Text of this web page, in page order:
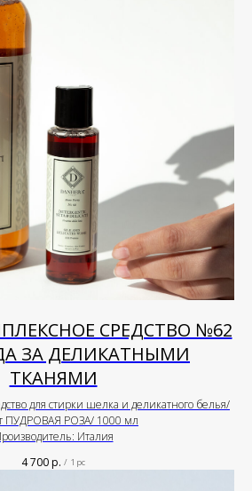
СРЕДСТВО №62
ЗА ДЕЛИКАТНЫМИ
ТКАНЯМИ
для стирки шелка и деликатного белья/
ПУДРОВАЯ РОЗА/ 1000 мл
Италия
4 700р. / 1 pc